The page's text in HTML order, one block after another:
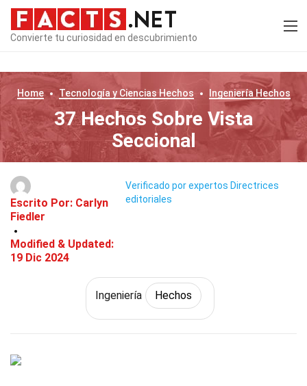
Convierte tu curiosidad en descubrimiento
Home Tecnología y Ciencias Hechos Ingeniería Hechos
37 Hechos Sobre Vista
Seccional
Escrito Por: Carlyn
Fiedler
Modified & Updated:
19 Dic 2024
Verificado por expertos Directrices
editoriales
Ingeniería Hechos